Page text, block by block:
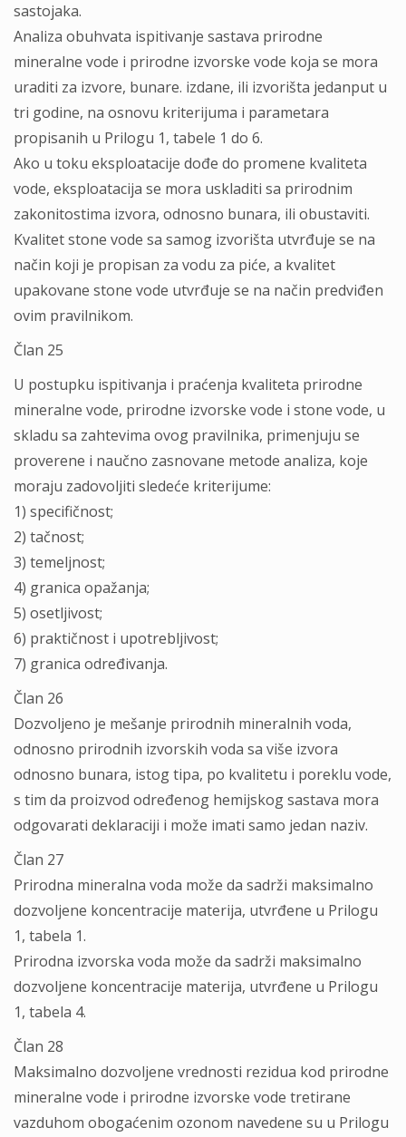
sastojaka.
Analiza obuhvata ispitivanje sastava prirodne
mineralne vode i prirodne izvorske vode koja se mora
uraditi za izvore, bunare. izdane, ili izvorišta jedanput u
tri godine, na osnovu kriterijuma i parametara
propisanih u Prilogu 1, tabele 1 do 6.
Ako u toku eksploatacije dođe do promene kvaliteta
vode, eksploatacija se mora uskladiti sa prirodnim
zakonitostima izvora, odnosno bunara, ili obustaviti.
Kvalitet stone vode sa samog izvorišta utvrđuje se na
način koji je propisan za vodu za piće, a kvalitet
upakovane stone vode utvrđuje se na način predviđen
ovim pravilnikom.
Član 25
U postupku ispitivanja i praćenja kvaliteta prirodne
mineralne vode, prirodne izvorske vode i stone vode, u
skladu sa zahtevima ovog pravilnika, primenjuju se
proverene i naučno zasnovane metode analiza, koje
moraju zadovoljiti sledeće kriterijume:
1) specifičnost;
2) tačnost;
3) temeljnost;
4) granica opažanja;
5) osetljivost;
6) praktičnost i upotrebljivost;
7) granica određivanja.
Član 26
Dozvoljeno je mešanje prirodnih mineralnih voda,
odnosno prirodnih izvorskih voda sa više izvora
odnosno bunara, istog tipa, po kvalitetu i poreklu vode,
s tim da proizvod određenog hemijskog sastava mora
odgovarati deklaraciji i može imati samo jedan naziv.
Član 27
Prirodna mineralna voda može da sadrži maksimalno
dozvoljene koncentracije materija, utvrđene u Prilogu
1, tabela 1.
Prirodna izvorska voda može da sadrži maksimalno
dozvoljene koncentracije materija, utvrđene u Prilogu
1, tabela 4.
Član 28
Maksimalno dozvoljene vrednosti rezidua kod prirodne
mineralne vode i prirodne izvorske vode tretirane
vazduhom obogaćenim ozonom navedene su u Prilogu